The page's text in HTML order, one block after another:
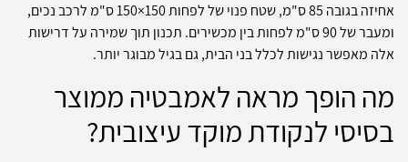
אחיזה בגובה 85 ס"מ, שטח פנוי של לפחות 150×150 ס"מ לרכב נכים,
ומעבר של 90 ס"מ לפחות בין מכשירים. תכנון תוך שמירה על דרישות
אלה מאפשר נגישות לכלל בני הבית, גם בגיל מבוגר יותר.
מה הופך מראה לאמבטיה ממוצר
בסיסי לנקודת מוקד עיצובית?